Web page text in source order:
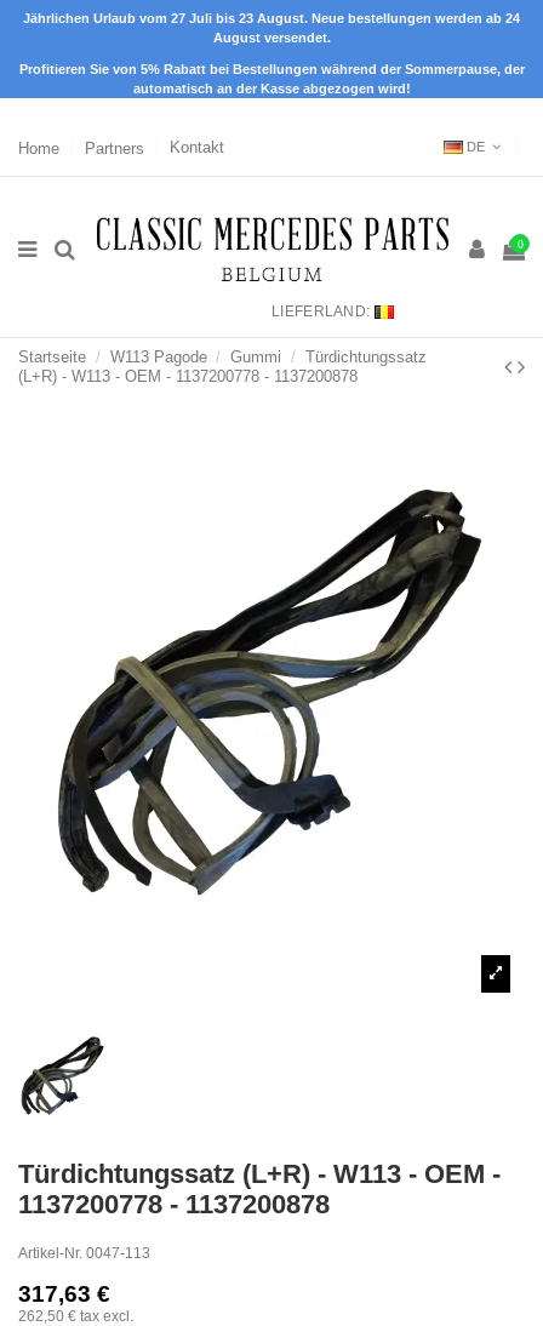
Jährlichen Urlaub vom 27 Juli bis 23 August. Neue bestellungen werden ab 24
August versendet.
Profitieren Sie von 5% Rabatt bei Bestellungen während der Sommerpause, der
automatisch an der Kasse abgezogen wird!
Home Partners Kontakt DE
0
LIEFERLAND:
Startseite W113 Pagode Gummi
Türdichtungssatz
(L+R) - W113 - OEM - 1137200778 - 1137200878
Türdichtungssatz (L+R) - W113 - OEM -
1137200778 - 1137200878
Artikel-Nr. 0047-113
317,63 €
262,50 € tax excl.